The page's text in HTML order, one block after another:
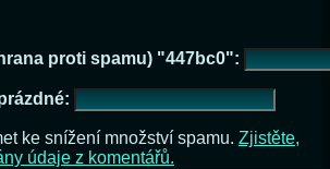
proti spamu) "447bc0":
ke snížení množství spamu. Zjistěte,
údaje z komentářů.